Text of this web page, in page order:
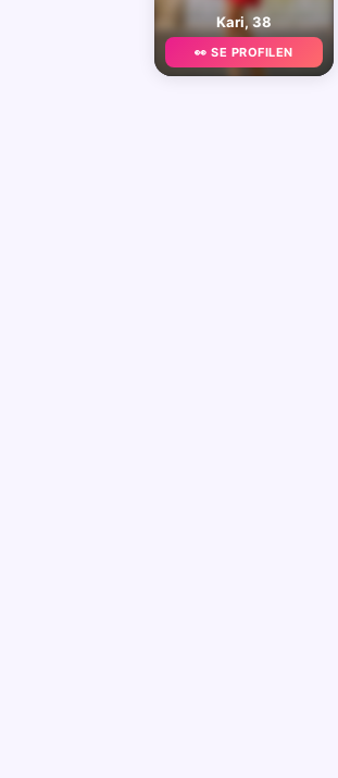
Kari, 38
👀 SE PROFILEN